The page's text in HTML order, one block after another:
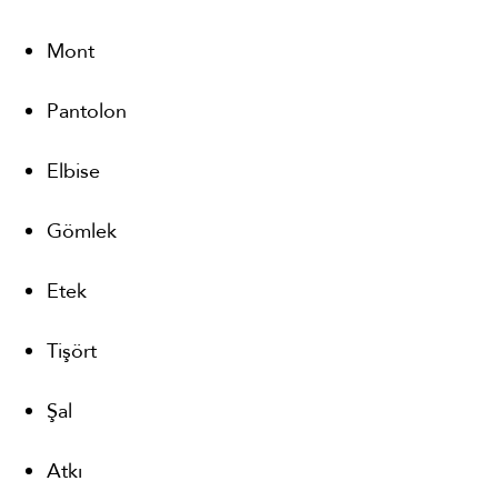
Mont
Pantolon
Elbise
Gömlek
Etek
Tişört
Şal
Atkı